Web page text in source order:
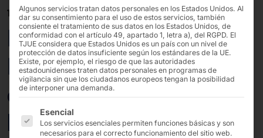
19/11/2025
Pyramid y MULTA
MEDIO: terminales de
autoservicio para
loterías estatales
Algunos servicios tratan datos personales en los Estados Unidos. Al
dar su consentimiento para el uso de estos servicios, también
consiente el tratamiento de sus datos en los Estados Unidos, de
conformidad con el artículo 49, apartado 1, letra a), del RGPD. El
TJUE considera que Estados Unidos es un país con un nivel de
protección de datos insuficiente según los estándares de la UE.
Existe, por ejemplo, el riesgo de que las autoridades
estadounidenses traten datos personales en programas de
vigilancia sin que los ciudadanos europeos tengan la posibilidad
de interponer una demanda.
A continuación se enumeran los grupos de servicios
Esencial
Los servicios esenciales permiten funciones básicas y son
necesarios para el correcto funcionamiento del sitio web.